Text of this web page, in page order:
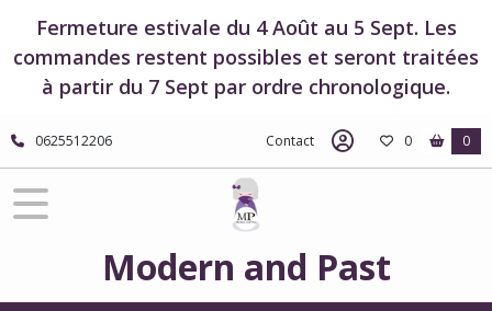
Fermeture estivale du 4 Août au 5 Sept. Les
commandes restent possibles et seront traitées
à partir du 7 Sept par ordre chronologique.
0625512206 Contact 0 0
Modern and Past